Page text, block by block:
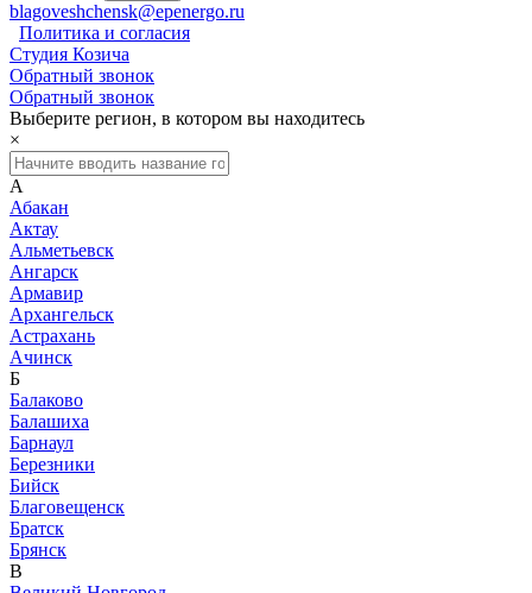
blagoveshchensk@epenergo.ru
Политика и согласия
Студия Козича
Обратный звонок
Обратный звонок
Выберите регион, в котором вы находитесь
×
А
Абакан
Актау
Альметьевск
Ангарск
Армавир
Архангельск
Астрахань
Ачинск
Б
Балаково
Балашиха
Барнаул
Березники
Бийск
Благовещенск
Братск
Брянск
В